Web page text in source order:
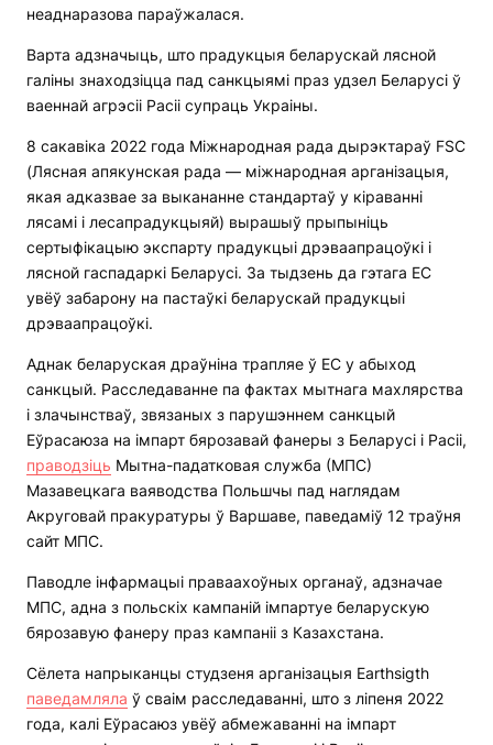
неаднаразова параўжалася.
Варта адзначыць, што прадукцыя беларускай лясной
галіны знаходзіцца пад санкцыямі праз удзел Беларусі ў
ваеннай агрэсіі Расіі супраць Украіны.
8 сакавіка 2022 года Міжнародная рада дырэктараў FSC
(Лясная апякунская рада — міжнародная арганізацыя,
якая адказвае за выкананне стандартаў у кіраванні
лясамі і лесапрадукцыяй) вырашыў прыпыніць
сертыфікацыю экспарту прадукцыі дрэваапрацоўкі і
лясной гаспадаркі Беларусі. За тыдзень да гэтага ЕС
увёў забарону на пастаўкі беларускай прадукцыі
дрэваапрацоўкі.
Аднак беларуская драўніна трапляе ў ЕС у абыход
санкцый. Расследаванне па фактах мытнага махлярства
і злачынстваў, звязаных з парушэннем санкцый
Еўрасаюза на імпарт бярозавай фанеры з Беларусі і Расіі,
праводзіць Мытна-падатковая служба (МПС)
Мазавецкага ваяводства Польшчы пад наглядам
Акруговай пракуратуры ў Варшаве, паведаміў 12 траўня
сайт МПС.
Паводле інфармацыі праваахоўных органаў, адзначае
МПС, адна з польскіх кампаній імпартуе беларускую
бярозавую фанеру праз кампаніі з Казахстана.
Сёлета напрыканцы студзеня арганізацыя Earthsigth
паведамляла ў сваім расследаванні, што з ліпеня 2022
года, калі Еўрасаюз увёў абмежаванні на імпарт